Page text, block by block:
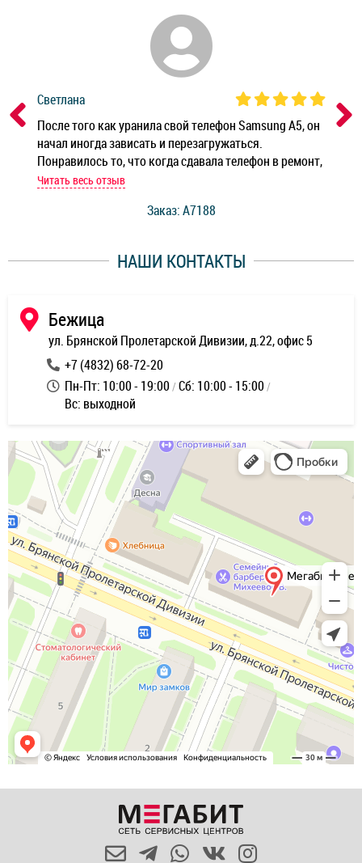
Светлана
После того как уранила свой телефон Samsung A5, он
начал иногда зависать и перезагружаться.
Понравилось то, что когда сдавала телефон в ремонт,
мастер при мне сделал быструю диагностику и сказал
работы и оперативность!
Читать весь отзыв
Заказ: A7188
НАШИ КОНТАКТЫ
Бежица
ул. Брянской Пролетарской Дивизии, д.22, офис 5
+7 (4832) 68-72-20
Пн-Пт: 10:00 - 19:00 Сб: 10:00 - 15:00
Вс: выходной